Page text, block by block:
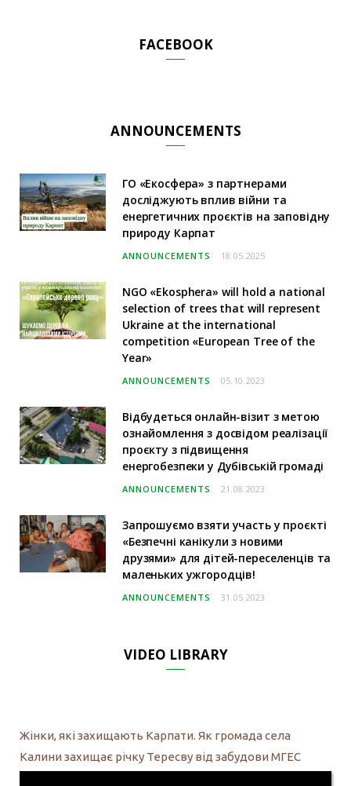
FACEBOOK
ANNOUNCEMENTS
ГО «Екосфера» з партнерами
досліджують вплив війни та
енергетичних проєктів на заповідну
природу Карпат
ANNOUNCEMENTS 18.05.2025
NGO «Ekosphera» will hold a national
selection of trees that will represent
Ukraine at the international
competition «European Tree of the
Year»
ANNOUNCEMENTS 05.10.2023
Відбудеться онлайн-візит з метою
ознайомлення з досвідом реалізації
проєкту з підвищення
енергобезпеки у Дубівській громаді
ANNOUNCEMENTS 21.08.2023
Запрошуємо взяти участь у проєкті
«Безпечні канікули з новими
друзями» для дітей-переселенців та
маленьких ужгородців!
ANNOUNCEMENTS 31.05.2023
VIDEO LIBRARY
Жінки, які захищають Карпати. Як громада села
Калини захищає річку Тересву від забудови МГЕС